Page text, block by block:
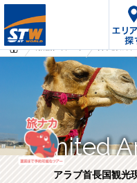
United
アラブ首長国観光